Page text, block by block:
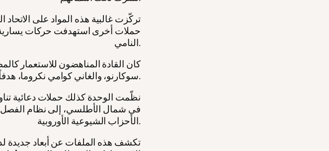
تركّزت غالبية هذه المواد على
حملات أخرى استهدفت حركات
النامي.
كان القادة المناهضون للاستعمار
سوكارنو، والغاني كوامي نكروما، هدفاً متكرراً للعمليات الدعائية البريطانية.
نظّمت الوحدة كذلك حملات دعائية
في شمال الأطلسي، إلى نظام الفصل
الأحزاب الشيوعية الأوروبية.
تكشف هذه الملفات عن أبعاد جديدة